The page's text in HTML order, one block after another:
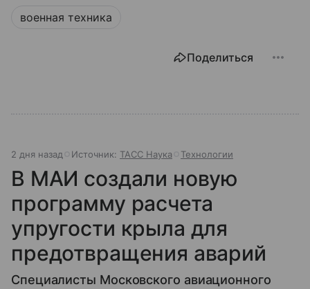
военная техника
Поделиться
2 дня назад Источник: ТАСС Наука Технологии
В МАИ создали новую
программу расчета
упругости крыла для
предотвращения аварий
Специалисты Московского авиационного